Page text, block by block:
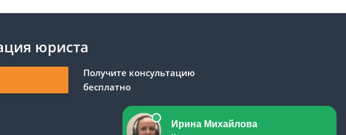
юриста
Получите консультацию
бесплатно